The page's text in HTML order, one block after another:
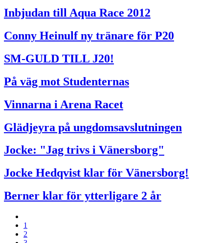
Inbjudan till Aqua Race 2012
Conny Heinulf ny tränare för P20
SM-GULD TILL J20!
På väg mot Studenternas
Vinnarna i Arena Racet
Glädjeyra på ungdomsavslutningen
Jocke: "Jag trivs i Vänersborg"
Jocke Hedqvist klar för Vänersborg!
Berner klar för ytterligare 2 år
1
2